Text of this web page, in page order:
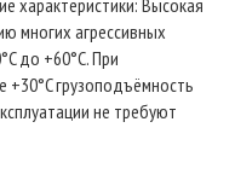
характеристики: Высокая
многих агрессивных
до +60°C. При
грузоподъёмность
не требуют